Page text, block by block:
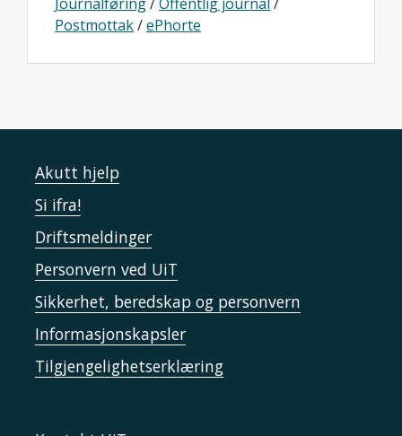
Postmottak/ePhorte
Akutt hjelp
Si ifra!
Driftsmeldinger
Personvern ved UiT
Sikkerhet, beredskap og personvern
Informasjonskapsler
Tilgjengelighetserklæring